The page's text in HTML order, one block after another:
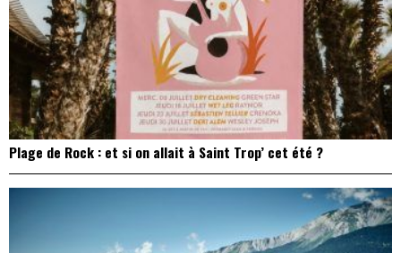
Plage de Rock : et si on allait à Saint Trop’ cet été ?